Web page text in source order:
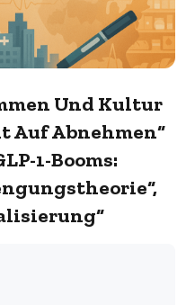
Und Kultur
Auf Abnehmen“
1-Booms: